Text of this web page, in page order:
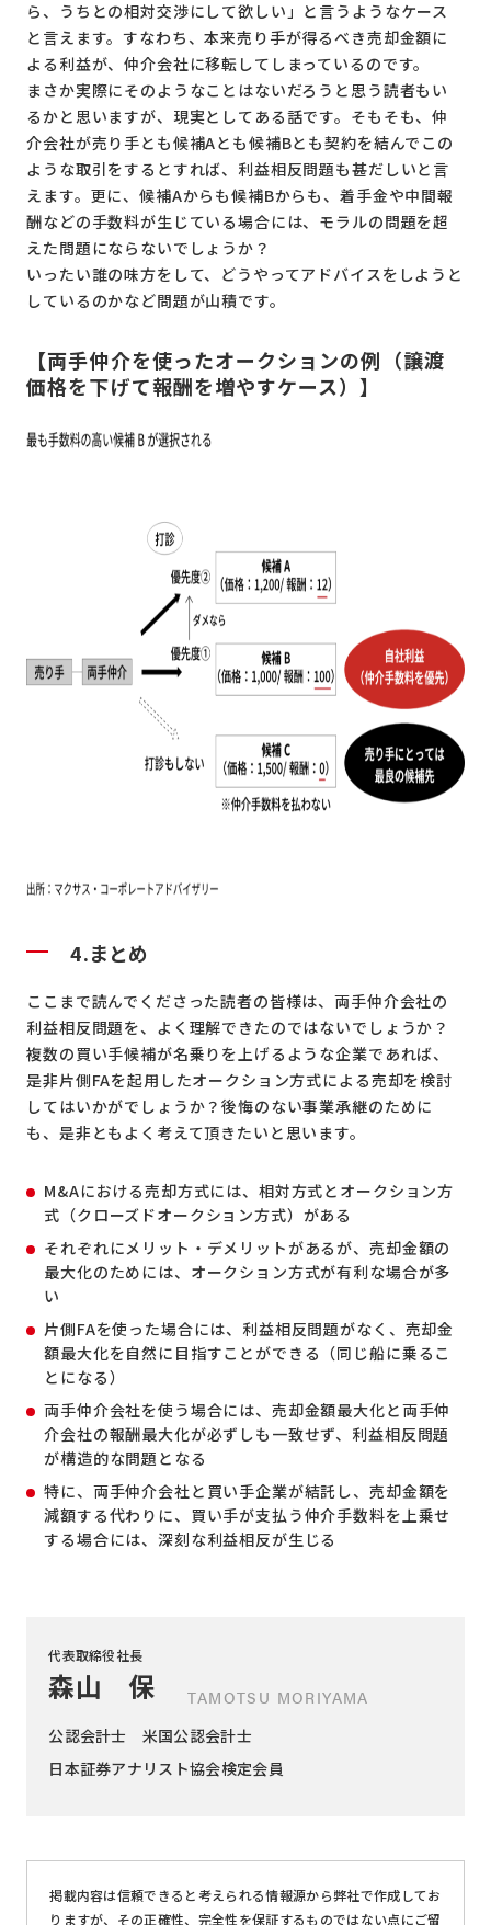
ら、うちとの相対交渉にして欲しい」と言うようなケース
と言えます。すなわち、本来売り手が得るべき売却金額に
よる利益が、仲介会社に移転してしまっているのです。
まさか実際にそのようなことはないだろうと思う読者もい
るかと思いますが、現実としてある話です。そもそも、仲
介会社が売り手とも候補Aとも候補Bとも契約を結んでこの
ような取引をするとすれば、利益相反問題も甚だしいと言
えます。更に、候補Aからも候補Bからも、着手金や中間報
酬などの手数料が生じている場合には、モラルの問題を超
えた問題にならないでしょうか？
いったい誰の味方をして、どうやってアドバイスをしようと
しているのかなど問題が山積です。
【両手仲介を使ったオークションの例（譲渡
価格を下げて報酬を増やすケース）】
4.まとめ
ここまで読んでくださった読者の皆様は、両手仲介会社の
利益相反問題を、よく理解できたのではないでしょうか？
複数の買い手候補が名乗りを上げるような企業であれば、
是非片側FAを起用したオークション方式による売却を検討
してはいかがでしょうか？後悔のない事業承継のために
も、是非ともよく考えて頂きたいと思います。
M&Aにおける売却方式には、相対方式とオークション方
式（クローズドオークション方式）がある
それぞれにメリット・デメリットがあるが、売却金額の
最大化のためには、オークション方式が有利な場合が多
い
片側FAを使った場合には、利益相反問題がなく、売却金
額最大化を自然に目指すことができる（同じ船に乗るこ
とになる）
両手仲介会社を使う場合には、売却金額最大化と両手仲
介会社の報酬最大化が必ずしも一致せず、利益相反問題
が構造的な問題となる
特に、両手仲介会社と買い手企業が結託し、売却金額を
減額する代わりに、買い手が支払う仲介手数料を上乗せ
する場合には、深刻な利益相反が生じる
代表取締役社長
森山 保
TAMOTSU MORIYAMA
公認会計士
米国公認会計士
日本証券アナリスト協会検定会員
掲載内容は信頼できると考えられる情報源から弊社で作成してお
りますが、その正確性、完全性を保証するものではない点にご留